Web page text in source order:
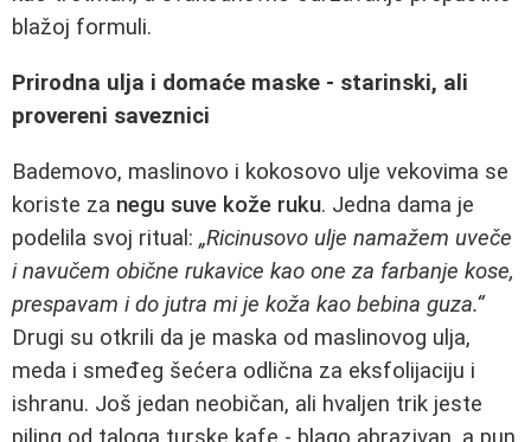
blažoj formuli.
Prirodna ulja i domaće maske - starinski, ali
provereni saveznici
Bademovo, maslinovo i kokosovo ulje vekovima se
koriste za negu suve kože ruku. Jedna dama je
podelila svoj ritual: „Ricinusovo ulje namažem uveče
i navučem obične rukavice kao one za farbanje kose,
prespavam i do jutra mi je koža kao bebina guza.“
Drugi su otkrili da je maska od maslinovog ulja,
meda i smeđeg šećera odlična za eksfolijaciju i
ishranu. Još jedan neobičan, ali hvaljen trik jeste
piling od taloga turske kafe - blago abrazivan, a pun